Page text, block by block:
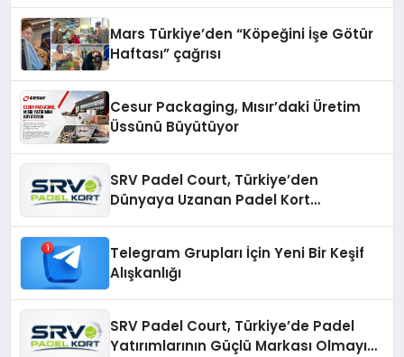
Mars Türkiye’den “Köpeğini İşe Götür
Haftası” çağrısı
Cesur Packaging, Mısır’daki Üretim
Üssünü Büyütüyor
SRV Padel Court, Türkiye’den
Dünyaya Uzanan Padel Kort
Telegram Grupları İçin Yeni Bir Keşif
Alışkanlığı
SRV Padel Court, Türkiye’de Padel
Yatırımlarının Güçlü Markası Olmayı